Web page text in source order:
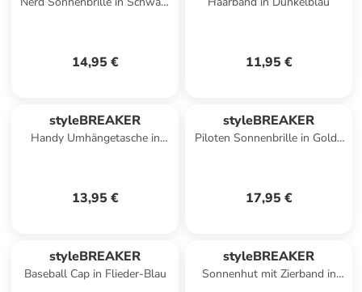
14,95 € 11,95 €
styleBREAKER
Handy Umhängetasche in
13,95 €
styleBREAKER
Piloten Sonnenbrille in Gold /
17,95 €
styleBREAKER
Baseball Cap in Flieder-Blau
styleBREAKER
Sonnenhut mit Zierband in